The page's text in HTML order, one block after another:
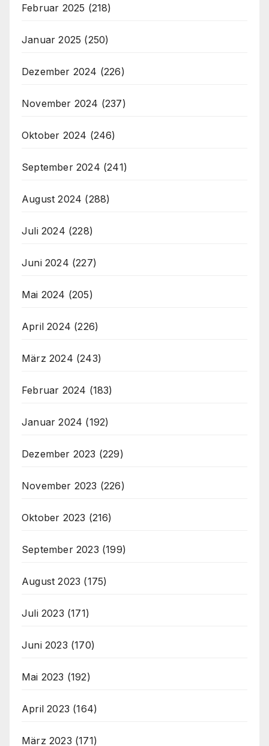
Februar 2025 (218)
Januar 2025 (250)
Dezember 2024 (226)
November 2024 (237)
Oktober 2024 (246)
September 2024 (241)
August 2024 (288)
Juli 2024 (228)
Juni 2024 (227)
Mai 2024 (205)
April 2024 (226)
März 2024 (243)
Februar 2024 (183)
Januar 2024 (192)
Dezember 2023 (229)
November 2023 (226)
Oktober 2023 (216)
September 2023 (199)
August 2023 (175)
Juli 2023 (171)
Juni 2023 (170)
Mai 2023 (192)
April 2023 (164)
März 2023 (171)